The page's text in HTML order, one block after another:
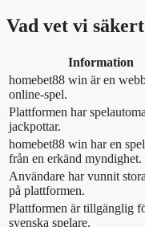
Vad vet vi
Information
homebet88 win är en
online-spel.
Plattformen har
jackpottar.
homebet88 win har en
från en erkänd myndighet.
Användare har vunnit
på plattformen.
Plattformen är tillgänglig
svenska spelare.